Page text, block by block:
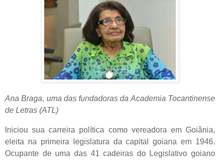
Ana Braga, uma das fundadoras da Academia Tocantinense
de Letras (ATL)
Iniciou sua carreira política como vereadora em Goiânia,
eleita na primeira legislatura da capital goiana em 1946.
Ocupante de uma das 41 cadeiras do Legislativo goiano